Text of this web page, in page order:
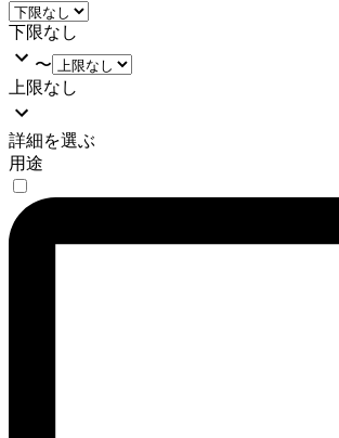
下限なし
〜
上限なし
詳細を選ぶ
用途